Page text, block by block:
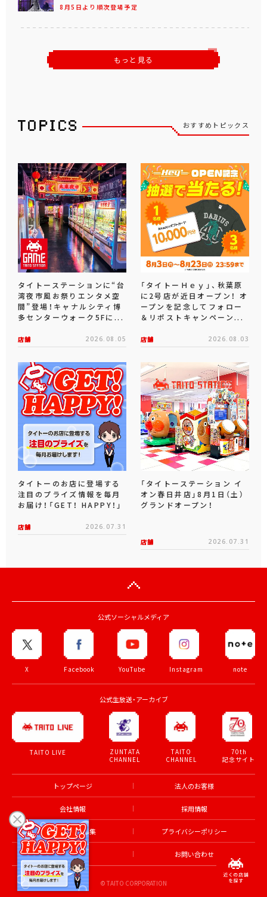
8月5日より順次登場予定
もっと見る
おすすめトピックス
タイトーステーションに“台
湾夜市風お祭りエンタメ空
間”登場！キャナルシティ博
多センターウォーク5Fに...
店舗 2026.08.05
「タイトーＨｅｙ」、秋葉原
に2号店が近日オープン！ オ
ープンを記念してフォロー
＆リポストキャンペーン...
店舗 2026.08.03
タイトーのお店に登場する
注目のプライズ情報を毎月
お届け！「GET！ HAPPY！」
店舗 2026.07.31
「タイトーステーション イ
オン春日井店」8月1日（土）
グランドオープン！
店舗 2026.07.31
公式ソーシャルメディア
X Facebook YouTube Instagram note
公式生放送・アーカイブ
TAITO LIVE
ZUNTATA
CHANNEL
TAITO
CHANNEL
70th
記念サイト
トップページ 法人のお客様
会社情報 採用情報
アルバイト募集 プライバシーポリシー
利用規約 お問い合わせ
© TAITO CORPORATION